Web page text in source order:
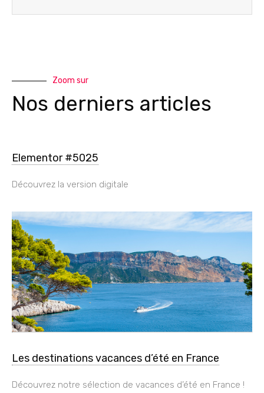
Zoom sur
Nos derniers articles
Elementor #5025
Découvrez la version digitale
Les destinations vacances d’été en France
Découvrez notre sélection de vacances d’été en France !